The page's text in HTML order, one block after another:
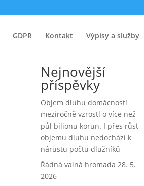
GDPR Kontakt Výpisy a služby
Hledat
Nejnovější
příspěvky
Objem dluhu domácností
meziročně vzrostl o více než
půl bilionu korun. I přes růst
objemu dluhu nedochází k
nárůstu počtu dlužníků
Řádná valná hromada 28. 5.
2026